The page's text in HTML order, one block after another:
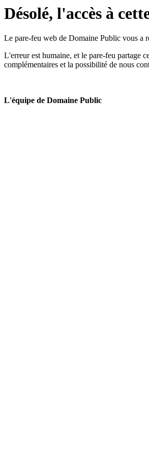
Désolé, l'accès à
Le pare-feu web de Domaine Public vous a
L'erreur est humaine, et le pare-feu partage
complémentaires et la possibilité de nous
L'équipe de Domaine Public